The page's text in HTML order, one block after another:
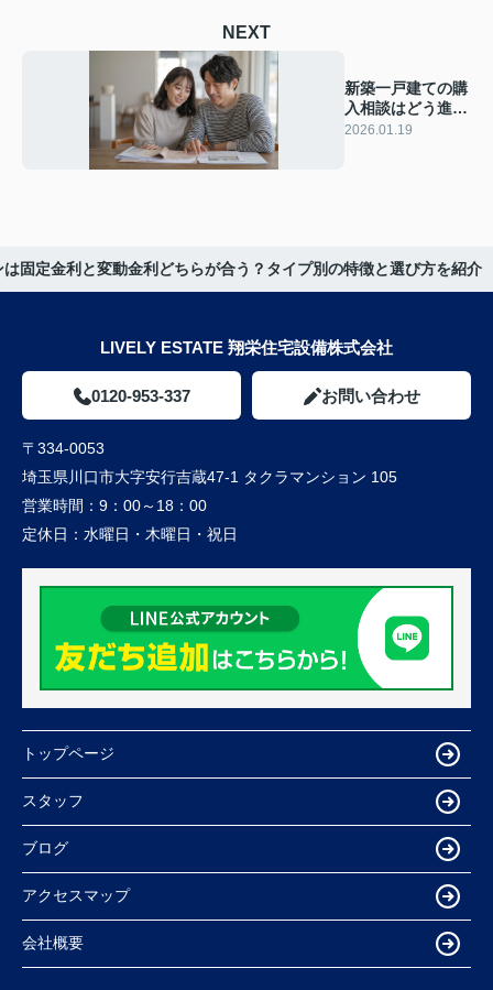
NEXT
新築一戸建ての購
入相談はどう進め
る？事前準備と流
2026.01.19
は固定金利と変動金利どちらが合う？タイプ別の特徴と選び方を紹介
LIVELY ESTATE 翔栄住宅設備株式会社
0120-953-337 お問い合わせ
〒334-0053
埼玉県川口市大字安行吉蔵47-1 タクラマンション 105
営業時間： 9：00～18：00
定休日： 水曜日・木曜日・祝日
トップページ
スタッフ
ブログ
アクセスマップ
会社概要